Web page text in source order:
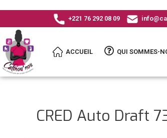
+221 76 292 08 09
ACCUEIL QUI SOMMES-
CRED Auto Draft